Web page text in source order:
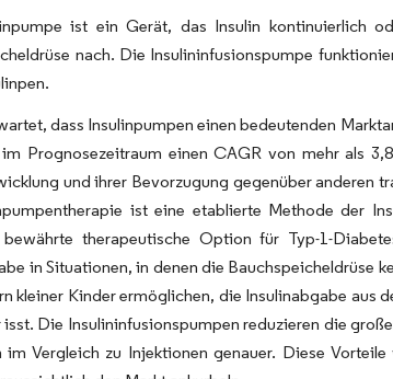
ist ein Gerät, das Insulin kontinuierlich
nach. Die Insulininfusionspumpe
dass Insulinpumpen einen bedeutenden
Prognosezeitraum einen CAGR von mehr als
und ihrer Bevorzugung gegenüber anderen
ist eine etablierte Methode der
therapeutische Option für Typ-1-
in Situationen, in denen die Bauchspeicheldrüse
kleiner Kinder ermöglichen, die Insulinabgabe aus
Die Insulininfusionspumpen reduzieren die
im Vergleich zu Injektionen genauer. Diese